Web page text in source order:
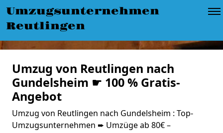
Umzugsunternehmen
Reutlingen
Umzug von Reutlingen nach
Gundelsheim ☛ 100 % Gratis-
Angebot
Umzug von Reutlingen nach Gundelsheim : Top-
Umzugsunternehmen ➨ Umzüge ab 80€ –